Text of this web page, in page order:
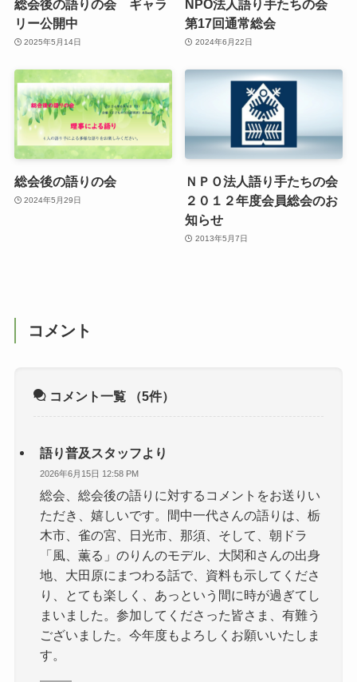
総会後の語りの会 ギャラ
リー公開中
2025年5月14日
NPO法人語り手たちの会
第17回通常総会
2024年6月22日
総会後の語りの会
2024年5月29日
ＮＰＯ法人語り手たちの会
２０１２年度会員総会のお
知らせ
2013年5月7日
コメント
コメント一覧 （5件）
語り普及スタッフより
2026年6月15日 12:58 PM
総会、総会後の語りに対するコメントをお送りい
ただき、嬉しいです。間中一代さんの語りは、栃
木市、雀の宮、日光市、那須、そして、朝ドラ
「風、薫る」のりんのモデル、大関和さんの出身
地、大田原にまつわる話で、資料も示してくださ
り、とても楽しく、あっという間に時が過ぎてし
まいました。参加してくださった皆さま、有難う
ございました。今年度もよろしくお願いいたしま
す。